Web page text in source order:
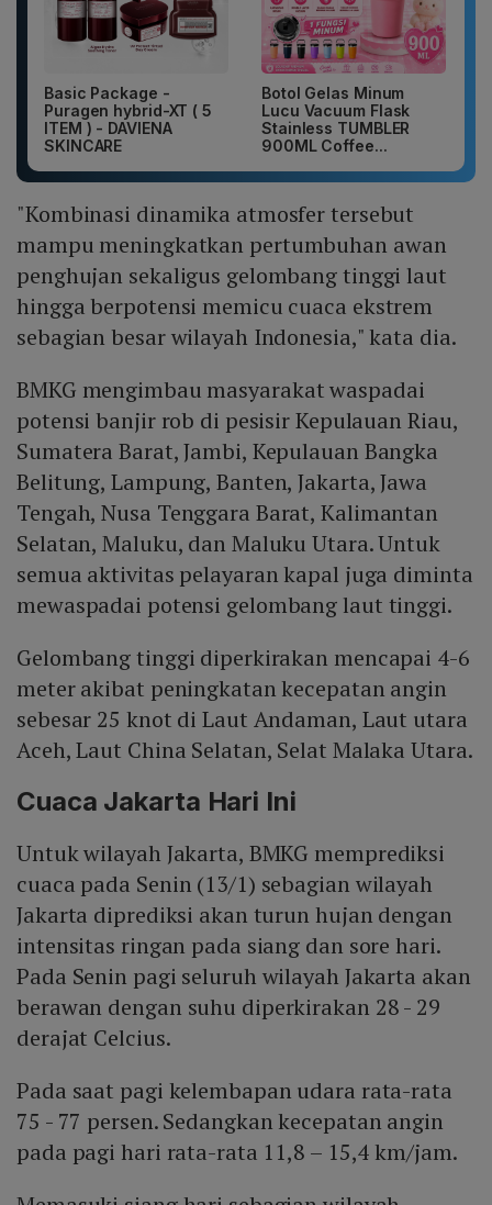
Basic Package -
Puragen hybrid-XT ( 5
ITEM ) - DAVIENA
SKINCARE
Botol Gelas Minum
Lucu Vacuum Flask
Stainless TUMBLER
900ML Coffee...
"Kombinasi dinamika atmosfer tersebut
mampu meningkatkan pertumbuhan awan
penghujan sekaligus gelombang tinggi laut
hingga berpotensi memicu cuaca ekstrem
sebagian besar wilayah Indonesia," kata dia.
BMKG mengimbau masyarakat waspadai
potensi banjir rob di pesisir Kepulauan Riau,
Sumatera Barat, Jambi, Kepulauan Bangka
Belitung, Lampung, Banten, Jakarta, Jawa
Tengah, Nusa Tenggara Barat, Kalimantan
Selatan, Maluku, dan Maluku Utara. Untuk
semua aktivitas pelayaran kapal juga diminta
mewaspadai potensi gelombang laut tinggi.
Gelombang tinggi diperkirakan mencapai 4-6
meter akibat peningkatan kecepatan angin
sebesar 25 knot di Laut Andaman, Laut utara
Aceh, Laut China Selatan, Selat Malaka Utara.
Cuaca Jakarta Hari Ini
Untuk wilayah Jakarta, BMKG memprediksi
cuaca pada Senin (13/1) sebagian wilayah
Jakarta diprediksi akan turun hujan dengan
intensitas ringan pada siang dan sore hari.
Pada Senin pagi seluruh wilayah Jakarta akan
berawan dengan suhu diperkirakan 28 - 29
derajat Celcius.
Pada saat pagi kelembapan udara rata-rata
75 - 77 persen. Sedangkan kecepatan angin
pada pagi hari rata-rata 11,8 – 15,4 km/jam.